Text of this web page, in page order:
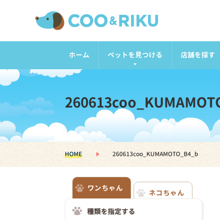
ホーム ペットを見つける 店舗を探す
HOME 260613coo_KUMAMOTO_B4_b
ワンちゃん
ネコちゃん
種類を指定する